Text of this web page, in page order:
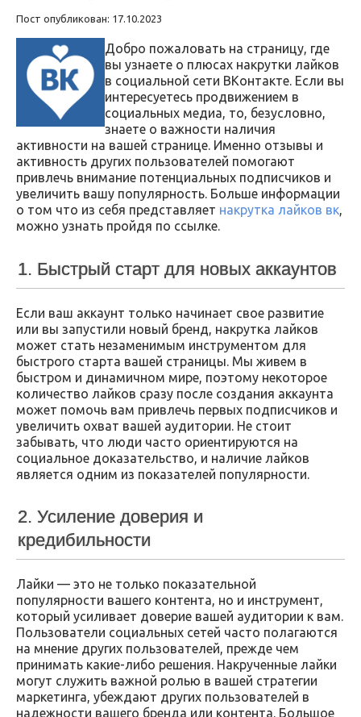
Пост опубликован: 17.10.2023
Добро пожаловать на страницу, где
вы узнаете о плюсах накрутки лайков
в социальной сети ВКонтакте. Если вы
интересуетесь продвижением в
социальных медиа, то, безусловно,
знаете о важности наличия
активности на вашей странице. Именно отзывы и
активность других пользователей помогают
привлечь внимание потенциальных подписчиков и
увеличить вашу популярность. Больше информации
о том что из себя представляет накрутка лайков вк,
можно узнать пройдя по ссылке.
1. Быстрый старт для новых аккаунтов
Если ваш аккаунт только начинает свое развитие
или вы запустили новый бренд, накрутка лайков
может стать незаменимым инструментом для
быстрого старта вашей страницы. Мы живем в
быстром и динамичном мире, поэтому некоторое
количество лайков сразу после создания аккаунта
может помочь вам привлечь первых подписчиков и
увеличить охват вашей аудитории. Не стоит
забывать, что люди часто ориентируются на
социальное доказательство, и наличие лайков
является одним из показателей популярности.
2. Усиление доверия и
кредибильности
Лайки — это не только показательной
популярности вашего контента, но и инструмент,
который усиливает доверие вашей аудитории к вам.
Пользователи социальных сетей часто полагаются
на мнение других пользователей, прежде чем
принимать какие-либо решения. Накрученные лайки
могут служить важной ролью в вашей стратегии
маркетинга, убеждают других пользователей в
надежности вашего бренда или контента. Большое